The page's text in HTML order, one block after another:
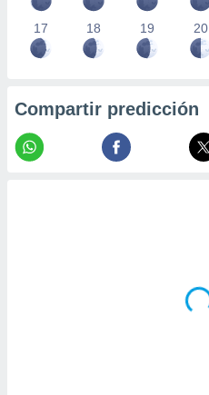
17 18 19 20
Compartir predicción